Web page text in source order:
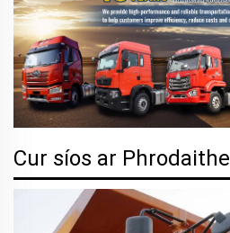
Cur síos ar Phrodaithe